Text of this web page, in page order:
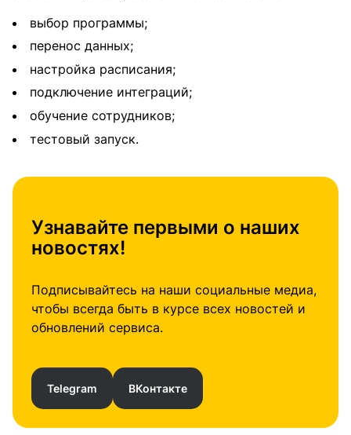
выбор программы;
перенос данных;
настройка расписания;
подключение интеграций;
обучение сотрудников;
тестовый запуск.
Узнавайте первыми о наших
новостях!
Подписывайтесь на наши социальные медиа,
чтобы всегда быть в курсе всех новостей и
обновлений сервиса.
Telegram ВКонтакте